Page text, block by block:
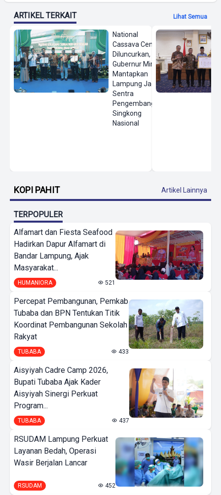
ARTIKEL TERKAIT Lihat Semua
National
Cassava Center
Diluncurkan,
Gubernur Mirza
Mantapkan
Lampung Jadi
Sentra
Pengembangan
Singkong
Nasional
KOPI PAHIT Artikel Lainnya
TERPOPULER
Alfamart dan Fiesta Seafood
Hadirkan Dapur Alfamart di
Bandar Lampung, Ajak
Masyarakat...
HUMANIORA 521
Percepat Pembangunan, Pemkab
Tubaba dan BPN Tentukan Titik
Koordinat Pembangunan Sekolah
Rakyat
TUBABA 433
Aisyiyah Cadre Camp 2026,
Bupati Tubaba Ajak Kader
Aisyiyah Sinergi Perkuat
Program...
TUBABA 437
RSUDAM Lampung Perkuat
Layanan Bedah, Operasi
Wasir Berjalan Lancar
RSUDAM 452